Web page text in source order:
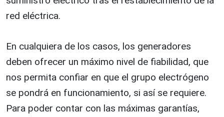
red eléctrica.
En cualquiera de los casos, los generadores
deben ofrecer un máximo nivel de fiabilidad, que
nos permita confiar en que el grupo electrógeno
se pondrá en funcionamiento, si así se requiere.
Para poder contar con las máximas garantías,